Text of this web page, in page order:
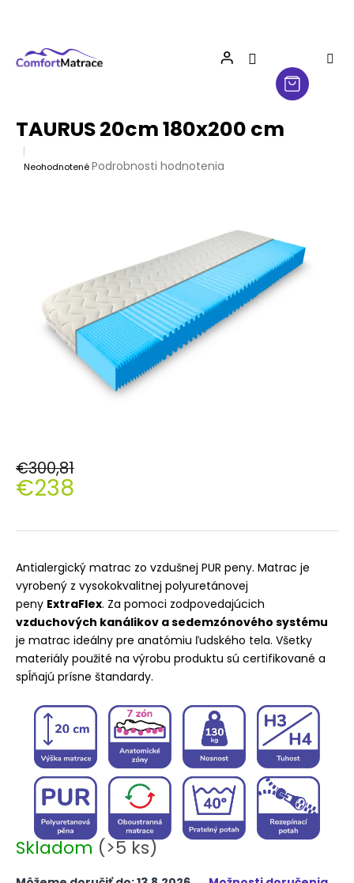
TAURUS 20cm 180x200 cm
Priemerné
NeohodnotenéPodrobnosti hodnotenia
€300,81
€238
cena:
Skladom (>5 ks)
Antialergický matrac zo vzdušnej PUR peny. Matrac je
vyrobený z vysokokvalitnej polyuretánovej
peny ExtraFlex. Za pomoci zodpovedajúcich
vzduchových kanálikov a sedemzónového systému
je matrac ideálny pre anatómiu ľudského tela. Všetky
materiály použité na výrobu produktu sú certifikované a
spĺňajú prísne štandardy.